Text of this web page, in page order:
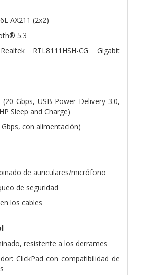
AX211 (2x2)
5.3
RTL8111HSH-CG Gigabit
Gbps, USB Power Delivery 3.0,
Sleep and Charge)
con alimentación)
de auriculares/micrófono
de seguridad
los cables
resistente a los derrames
ClickPad con compatibilidad de